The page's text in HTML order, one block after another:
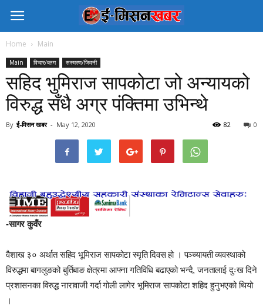
Home Main
Main विचार/ब्लग सस्मरण/जिवनी
सहिद भुमिराज सापकोटा जो अन्यायको
विरुद्ध सँधै अग्र पंक्तिमा उभिन्थे
By ई-मिसन खबर - May 12, 2020 0
82
-सागर कुवँर
वैशाख ३० अर्थात सहिद भूमिराज सापकोटा स्मृति दिवस हो । पञ्च्यायती व्यवस्थाको
विरुद्धमा बागलुङको बुर्तिबाङ क्षेत्रमा आफ्ना गतिविधि बढाएको भन्दै, जनतालाई दुःख दिने
प्रशासनका विरुद्ध नारावाजी गर्दा गोली लागेर भूमिराज सापकोटा शहिद हुनुभएको थियो
।